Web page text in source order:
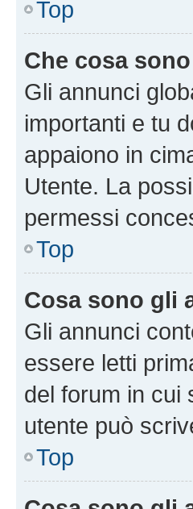
Top
Che cosa
Gli annunci
importanti e tu
appaiono in
Utente. La
permessi
Top
Cosa sono gli
Gli annunci
essere letti
del forum in cui
utente può
Top